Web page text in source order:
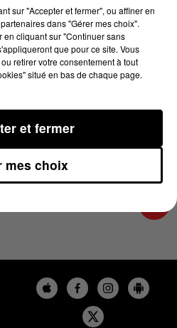
DU 30/08/2024 À
sur "Accepter et fermer", ou affiner en
dans "Gérer mes choix".
en cliquant sur "Continuer sans
que pour ce site. Vous
retirer votre consentement à tout
situé en bas de chaque page.
mes choix
et fermer